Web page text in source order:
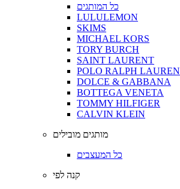
כל המותגים
LULULEMON
SKIMS
MICHAEL KORS
TORY BURCH
SAINT LAURENT
POLO RALPH LAUREN
DOLCE & GABBANA
BOTTEGA VENETA
TOMMY HILFIGER
CALVIN KLEIN
מותגים מובילים
כל המעצבים
קנה לפי